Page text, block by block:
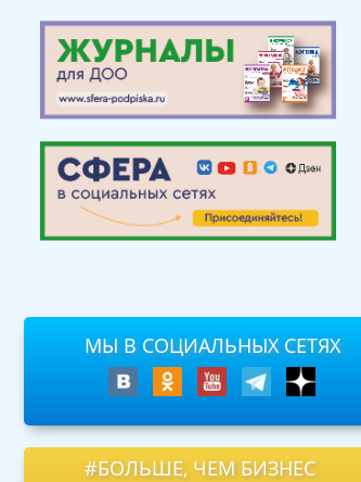
МЫ В СОЦИАЛЬНЫХ СЕТЯХ
#БОЛЬШЕ, ЧЕМ БИЗНЕС